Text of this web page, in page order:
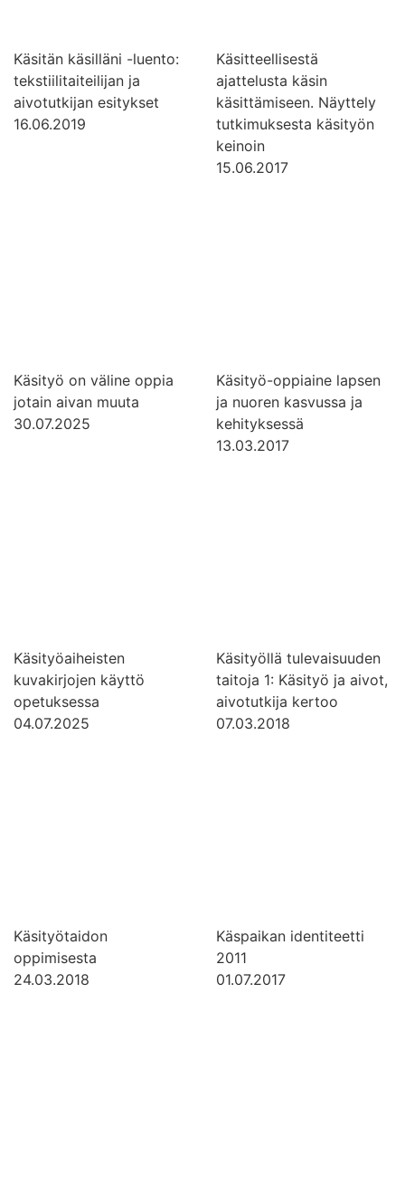
Käsitän käsilläni -luento:
tekstiilitaiteilijan ja
aivotutkijan esitykset
16.06.2019
Käsitteellisestä
ajattelusta käsin
käsittämiseen. Näyttely
tutkimuksesta käsityön
keinoin
15.06.2017
Käsityö on väline oppia
jotain aivan muuta
30.07.2025
Käsityö-oppiaine lapsen
ja nuoren kasvussa ja
kehityksessä
13.03.2017
Käsityöaiheisten
kuvakirjojen käyttö
opetuksessa
04.07.2025
Käsityöllä tulevaisuuden
taitoja 1: Käsityö ja aivot,
aivotutkija kertoo
07.03.2018
Käsityötaidon
oppimisesta
24.03.2018
Käspaikan identiteetti
2011
01.07.2017